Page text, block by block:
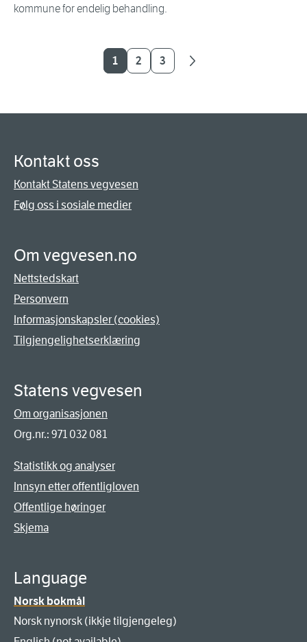
kommune for endelig behandling.
1 2 3
Kontakt oss
Kontakt Statens vegvesen
Følg oss i sosiale medier
Om vegvesen.no
Nettstedskart
Personvern
Informasjonskapsler (cookies)
Tilgjengelighetserklæring
Statens vegvesen
Om organisasjonen
Org.nr.: 971 032 081
Statistikk og analyser
Innsyn etter offentligloven
Offentlige høringer
Skjema
Language
Norsk bokmål
Norsk nynorsk (ikkje tilgjengeleg)